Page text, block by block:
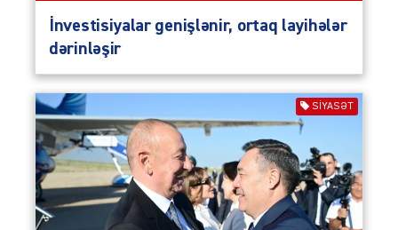
İnvestisiyalar genişlənir, ortaq layihələr
dərinləşir
SIYASƏT